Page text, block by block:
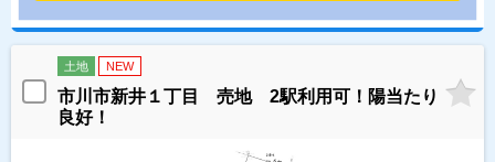
土地 NEW
市川市新井１丁目 売地 2駅利用可！陽当たり
良好！